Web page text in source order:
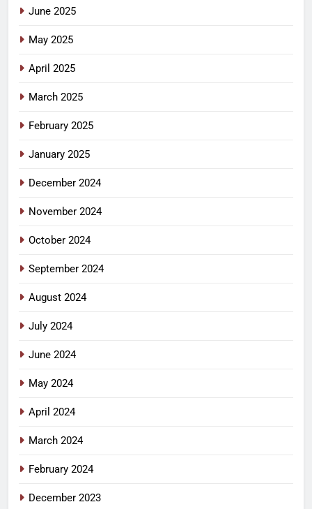
June 2025
May 2025
April 2025
March 2025
February 2025
January 2025
December 2024
November 2024
October 2024
September 2024
August 2024
July 2024
June 2024
May 2024
April 2024
March 2024
February 2024
December 2023